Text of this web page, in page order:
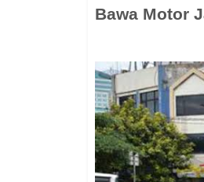
Bawa Motor